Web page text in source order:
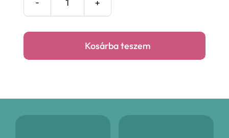
Fülhalgatós
takaróKosárba teszem